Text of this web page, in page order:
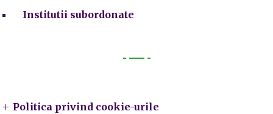
Institutii subordonate
Politica privind cookie-urile